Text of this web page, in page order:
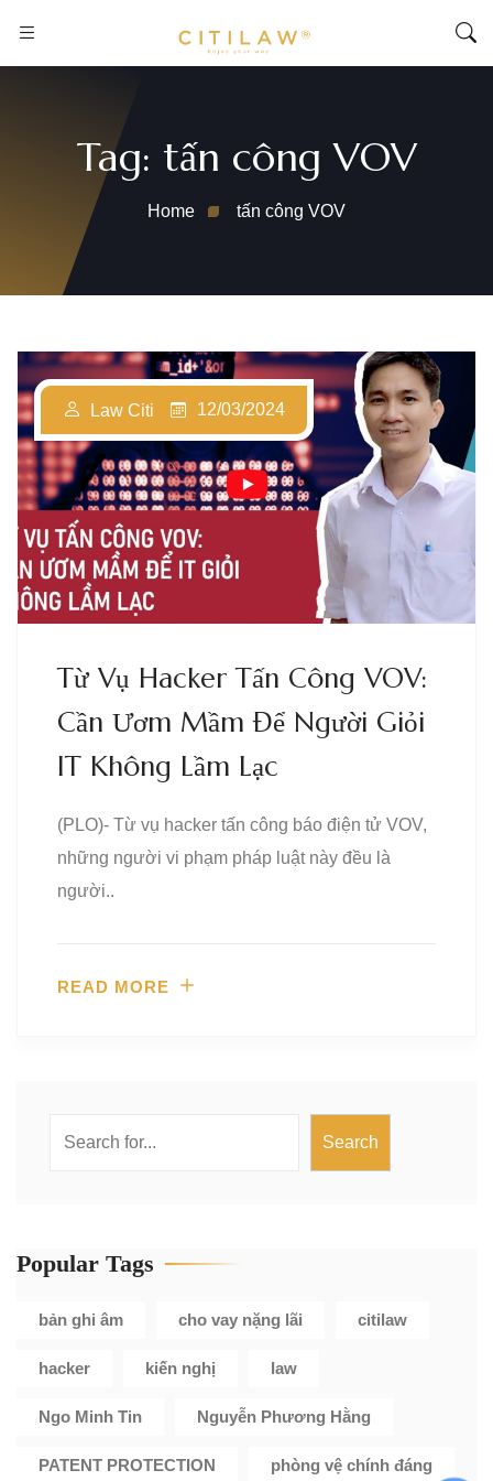
Tag: tấn công VOV
Home tấn công VOV
Từ Vụ Hacker Tấn Công VOV:
Cần Ươm Mầm Để Người Giỏi
IT Không Lầm Lạc
Law Citi 12/03/2024
(PLO)- Từ vụ hacker tấn công báo điện tử VOV,
những người vi phạm pháp luật này đều là
người..
READ MORE
Search
Popular Tags
bản ghi âm cho vay nặng lãi citilaw
hacker kiến nghị law
Ngo Minh Tin Nguyễn Phương Hằng
PATENT PROTECTION phòng vệ chính đáng